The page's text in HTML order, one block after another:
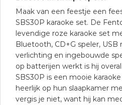
Maak van een feestje een
SBS30P karaoke set. De
levendige roze karaoke set
Bluetooth, CD+G speler, USB
verlichting en ingebouwde
op batterijen werkt is hij
SBS30P is een mooie
heerlijk op hun slaapkamer
vergis je niet, want hij kan